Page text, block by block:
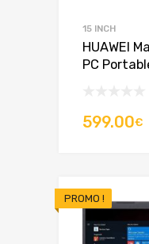
15 INCH
HUAWEI
PC
599.00€
PROMO !